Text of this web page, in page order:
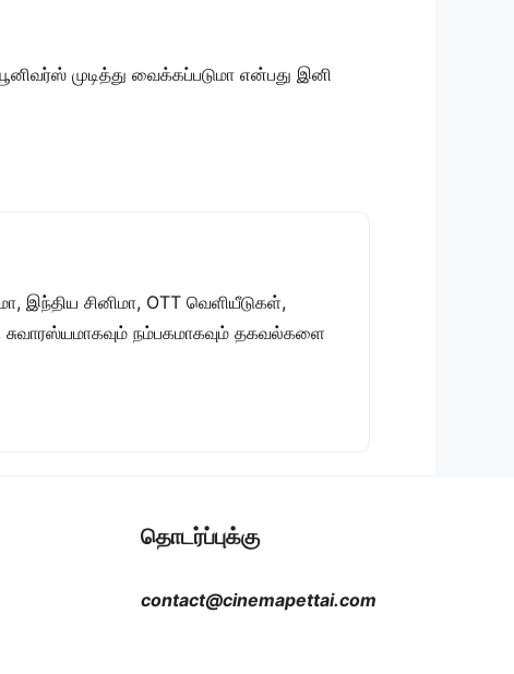
முடித்து வைக்கப்படுமா என்பது இனி
இந்திய சினிமா, OTT வெளியீடுகள்,
சுவாரஸ்யமாகவும் நம்பகமாகவும் தகவல்களை
தொடர்ப்புக்கு
contact@cinemapettai.com